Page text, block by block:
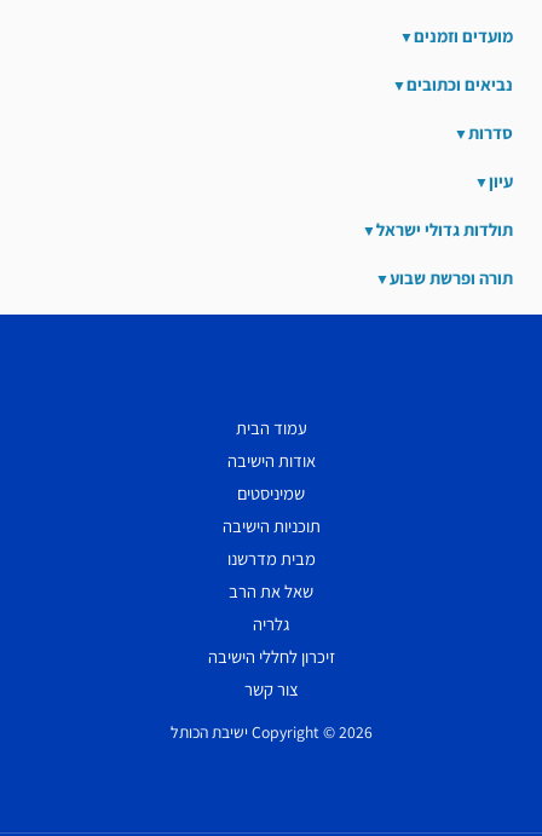
מועדים וזמנים
נביאים וכתובים
סדרות
עיון
תולדות גדולי ישראל
תורה ופרשת שבוע
עמוד הבית
אודות הישיבה
שמיניסטים
תוכניות הישיבה
מבית מדרשנו
שאל את הרב
גלריה
זיכרון לחללי הישיבה
צור קשר
Copyright © 2026 ישיבת הכותל